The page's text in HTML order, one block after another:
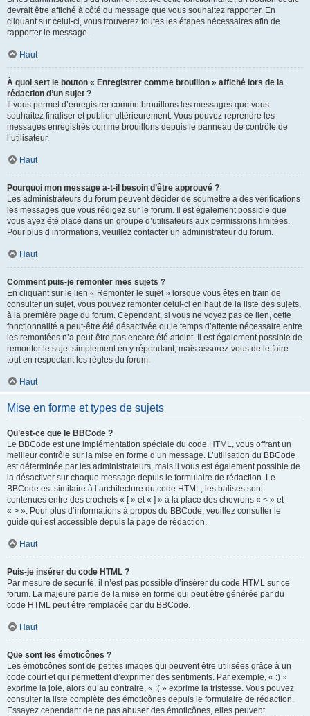
devrait être affiché à côté du message que vous souhaitez rapporter. En
cliquant sur celui-ci, vous trouverez toutes les étapes nécessaires afin de
rapporter le message.
Haut
À quoi sert le bouton « Enregistrer comme brouillon » affiché lors de la
rédaction d’un sujet ?
Il vous permet d’enregistrer comme brouillons les messages que vous
souhaitez finaliser et publier ultérieurement. Vous pouvez reprendre les
messages enregistrés comme brouillons depuis le panneau de contrôle de
l’utilisateur.
Haut
Pourquoi mon message a-t-il besoin d’être approuvé ?
Les administrateurs du forum peuvent décider de soumettre à des vérifications
les messages que vous rédigez sur le forum. Il est également possible que
vous ayez été placé dans un groupe d’utilisateurs aux permissions limitées.
Pour plus d’informations, veuillez contacter un administrateur du forum.
Haut
Comment puis-je remonter mes sujets ?
En cliquant sur le lien « Remonter le sujet » lorsque vous êtes en train de
consulter un sujet, vous pouvez remonter celui-ci en haut de la liste des sujets,
à la première page du forum. Cependant, si vous ne voyez pas ce lien, cette
fonctionnalité a peut-être été désactivée ou le temps d’attente nécessaire entre
les remontées n’a peut-être pas encore été atteint. Il est également possible de
remonter le sujet simplement en y répondant, mais assurez-vous de le faire
tout en respectant les règles du forum.
Haut
Mise en forme et types de sujets
Qu’est-ce que le BBCode ?
Le BBCode est une implémentation spéciale du code HTML, vous offrant un
meilleur contrôle sur la mise en forme d’un message. L’utilisation du BBCode
est déterminée par les administrateurs, mais il vous est également possible de
la désactiver sur chaque message depuis le formulaire de rédaction. Le
BBCode est similaire à l’architecture du code HTML, les balises sont
contenues entre des crochets « [ » et « ] » à la place des chevrons « < » et
« > ». Pour plus d’informations à propos du BBCode, veuillez consulter le
guide qui est accessible depuis la page de rédaction.
Haut
Puis-je insérer du code HTML ?
Par mesure de sécurité, il n’est pas possible d’insérer du code HTML sur ce
forum. La majeure partie de la mise en forme qui peut être générée par du
code HTML peut être remplacée par du BBCode.
Haut
Que sont les émoticônes ?
Les émoticônes sont de petites images qui peuvent être utilisées grâce à un
code court et qui permettent d’exprimer des sentiments. Par exemple, « :) »
exprime la joie, alors qu’au contraire, « :( » exprime la tristesse. Vous pouvez
consulter la liste complète des émoticônes depuis le formulaire de rédaction.
Essayez cependant de ne pas abuser des émoticônes, elles peuvent